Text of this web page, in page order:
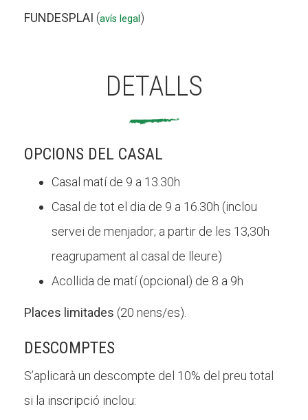
FUNDESPLAI (avís legal)
DETALLS
OPCIONS DEL CASAL
Casal matí de 9 a 13.30h
Casal de tot el dia de 9 a 16.30h (inclou
servei de menjador; a partir de les 13,30h
reagrupament al casal de lleure)
Acollida de matí (opcional) de 8 a 9h
Places limitades (20 nens/es).
DESCOMPTES
S’aplicarà un descompte del 10% del preu total
si la inscripció inclou: